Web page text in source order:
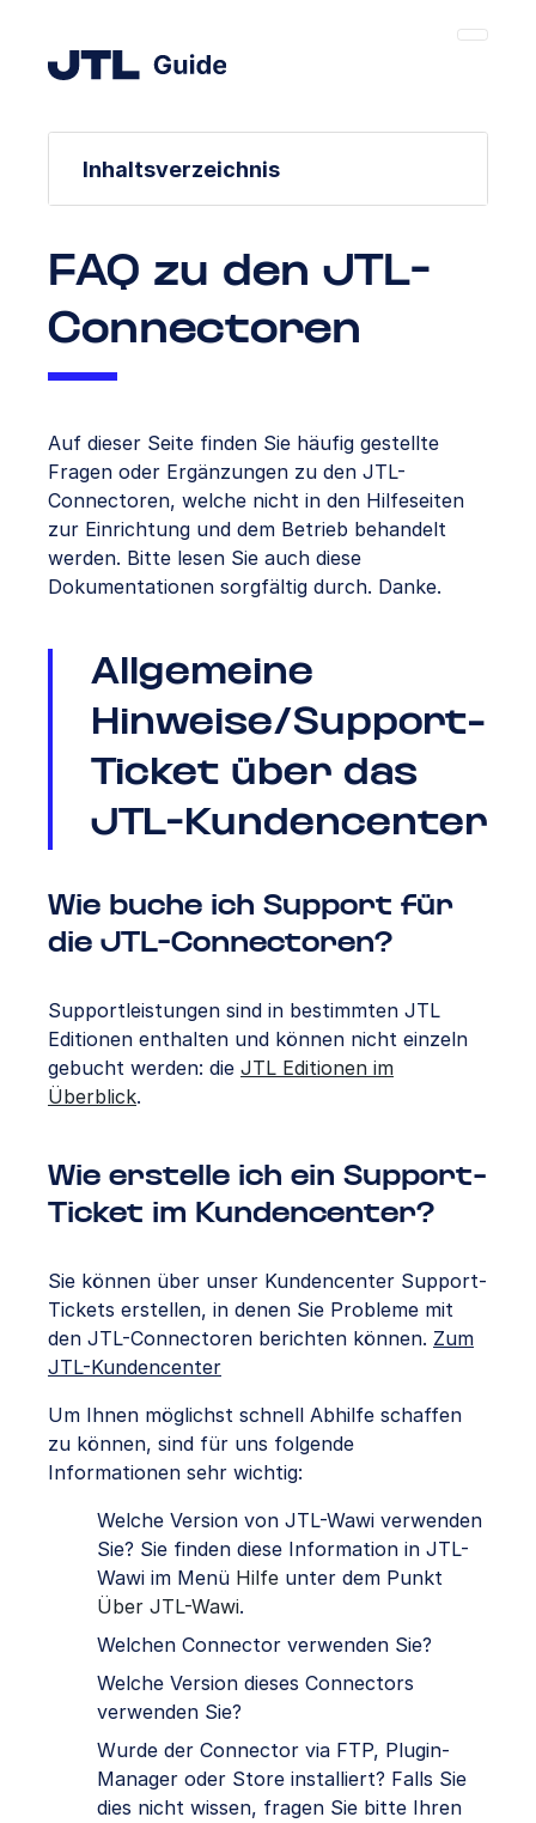
Inhaltsverzeichnis
FAQ zu den JTL-
Connectoren
Auf dieser Seite finden Sie häufig gestellte
Fragen oder Ergänzungen zu den JTL-
Connectoren, welche nicht in den Hilfeseiten
zur Einrichtung und dem Betrieb behandelt
werden. Bitte lesen Sie auch diese
Dokumentationen sorgfältig durch. Danke.
Allgemeine
Hinweise/Support-
Ticket über das
JTL-Kundencenter
Wie buche ich Support für
die JTL-Connectoren?
Supportleistungen sind in bestimmten JTL
Editionen enthalten und können nicht einzeln
gebucht werden: die JTL Editionen im
Überblick.
Wie erstelle ich ein Support-
Ticket im Kundencenter?
Sie können über unser Kundencenter Support-
Tickets erstellen, in denen Sie Probleme mit
den JTL-Connectoren berichten können. Zum
JTL-Kundencenter
Um Ihnen möglichst schnell Abhilfe schaffen
zu können, sind für uns folgende
Informationen sehr wichtig:
Welche Version von JTL-Wawi verwenden
Sie? Sie finden diese Information in JTL-
Wawi im Menü Hilfe unter dem Punkt
Über JTL-Wawi.
Welchen Connector verwenden Sie?
Welche Version dieses Connectors
verwenden Sie?
Wurde der Connector via FTP, Plugin-
Manager oder Store installiert? Falls Sie
dies nicht wissen, fragen Sie bitte Ihren